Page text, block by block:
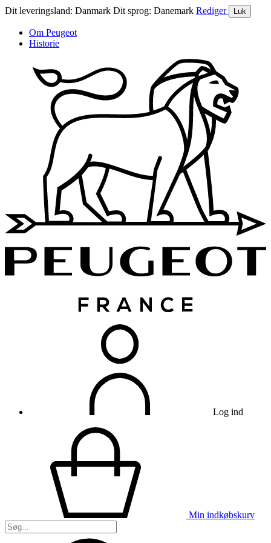
Dit leveringsland: Danmark Dit sprog: Danemark Rediger Luk
Om Peugeot
Historie
Log ind
Min indkøbskurv